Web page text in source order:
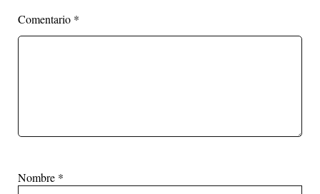
Comentario *
Nombre *